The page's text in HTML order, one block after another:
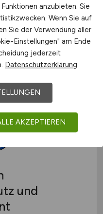
d)
und
anzubieten. Sie
Wenn Sie auf
Sie der Verwendung aller
Einstellungen" am Ende
jederzeit
Datenschutzerklärung
AKZEPTIEREN